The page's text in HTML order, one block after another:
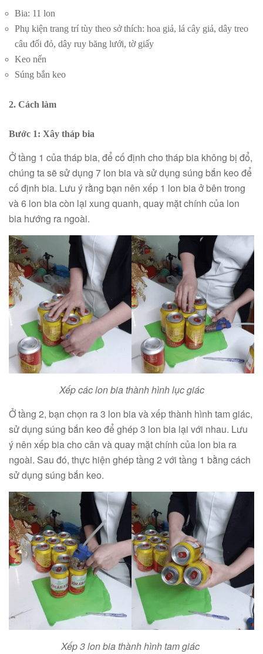
Bia: 11 lon
Phụ kiện trang trí tùy theo sở thích: hoa giả, lá cây giả, dây treo
câu đối đỏ, dây ruy băng lưới, tờ giấy
Keo nến
Súng bắn keo
2. Cách làm
Bước 1: Xây tháp bia
Ở tầng 1 của tháp bia, để cố định cho tháp bia không bị đổ,
chúng ta sẽ sử dụng 7 lon bia và sử dụng súng bắn keo để
cố định bia. Lưu ý rằng bạn nên xếp 1 lon bia ở bên trong
và 6 lon bia còn lại xung quanh, quay mặt chính của lon
bia hướng ra ngoài.
Xếp các lon bia thành hình lục giác
Ở tầng 2, bạn chọn ra 3 lon bia và xếp thành hình tam giác,
sử dụng súng bắn keo để ghép 3 lon bia lại với nhau. Lưu
ý nên xếp bia cho cân và quay mặt chính của lon bia ra
ngoài. Sau đó, thực hiện ghép tầng 2 với tầng 1 bằng cách
sử dụng súng bắn keo.
Xếp 3 lon bia thành hình tam giác